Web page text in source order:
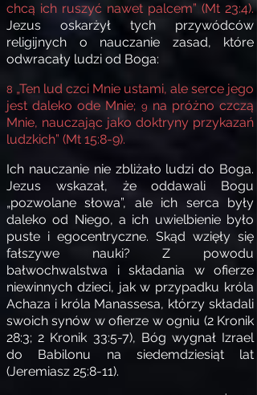
chcą ich ruszyć nawet palcem” (Mt 23:4).
Jezus oskarżył tych przywódców
religijnych o nauczanie zasad, które
odwracały ludzi od Boga:
8 „Ten lud czci Mnie ustami, ale serce jego
jest daleko ode Mnie; 9 na próżno czczą
Mnie, nauczając jako doktryny przykazań
ludzkich” (Mt 15:8-9).
Ich nauczanie nie zbliżało ludzi do Boga.
Jezus wskazał, że oddawali Bogu
„pozwolane słowa”, ale ich serca były
daleko od Niego, a ich uwielbienie było
puste i egocentryczne. Skąd wzięły się
fałszywe nauki? Z powodu
bałwochwalstwa i składania w ofierze
niewinnych dzieci, jak w przypadku króla
Achaza i króla Manassesa, którzy składali
swoich synów w ofierze w ogniu (2 Kronik
28:3; 2 Kronik 33:5-7), Bóg wygnał Izrael
do Babilonu na siedemdziesiąt lat
(Jeremiasz 25:8-11).